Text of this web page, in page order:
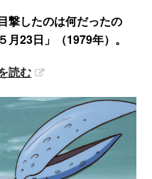
撃したのは何だったの
23日」（1979年）。
読む